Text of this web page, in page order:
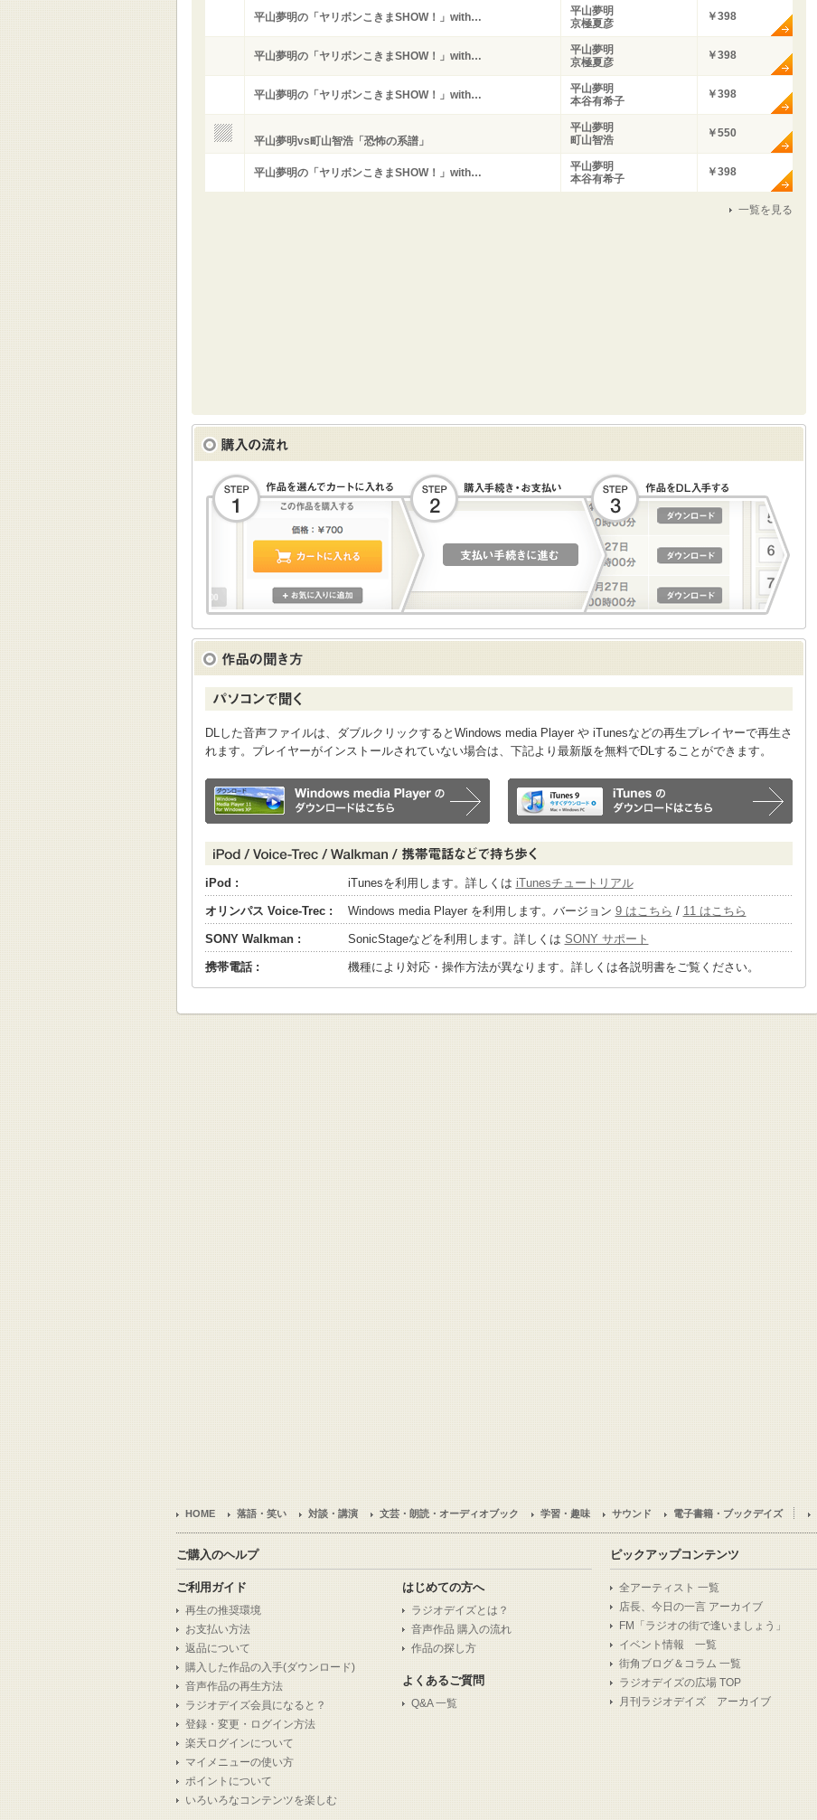
平山夢明の「ヤリボンこきまSHOW！」with…
平山夢明
京極夏彦
￥398
平山夢明の「ヤリボンこきまSHOW！」with…
平山夢明
京極夏彦
￥398
平山夢明の「ヤリボンこきまSHOW！」with…
平山夢明
本谷有希子
￥398
平山夢明vs町山智浩「恐怖の系譜」
平山夢明
町山智浩
￥550
平山夢明の「ヤリボンこきまSHOW！」with…
平山夢明
本谷有希子
￥398
一覧を見る
DLした音声ファイルは、ダブルクリックするとWindows media Player や iTunesなどの再生プレイヤーで再生さ
れます。プレイヤーがインストールされていない場合は、下記より最新版を無料でDLすることができます。
iPod : iTunesを利用します。詳しくは iTunesチュートリアル
オリンパス Voice-Trec : Windows media Player を利用します。バージョン 9 はこちら / 11 はこちら
SONY Walkman : SonicStageなどを利用します。詳しくは SONY サポート
携帯電話 : 機種により対応・操作方法が異なります。詳しくは各説明書をご覧ください。
HOME 落語・笑い 対談・講演 文芸・朗読・オーディオブック 学習・趣味 サウンド 電子書籍・ブックデイズ
ご購入のヘルプ
ご利用ガイド
再生の推奨環境
お支払い方法
返品について
購入した作品の入手(ダウンロード)
音声作品の再生方法
ラジオデイズ会員になると？
登録・変更・ログイン方法
楽天ログインについて
マイメニューの使い方
ポイントについて
いろいろなコンテンツを楽しむ
はじめての方へ
ラジオデイズとは？
音声作品 購入の流れ
作品の探し方
よくあるご質問
Q&A 一覧
ピックアップコンテンツ
全アーティスト 一覧
店長、今日の一言 アーカイブ
FM「ラジオの街で逢いましょう」
イベント情報 一覧
街角ブログ＆コラム 一覧
ラジオデイズの広場 TOP
月刊ラジオデイズ アーカイブ